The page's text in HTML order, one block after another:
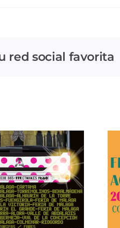
red social favorita